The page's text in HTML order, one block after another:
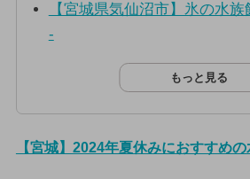
【宮城県気仙沼市】氷の水
-
もっと見る
【宮城】2024年夏休みにおすすめ